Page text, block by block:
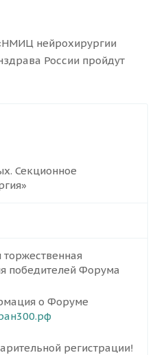
нейрохирургии
России пройдут
Секционное
победителей Форума
о Форуме
регистрации!